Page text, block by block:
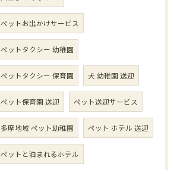
ペットお出かけサービス
ペットタクシー 幼稚園
ペットタクシー 保育園 犬 幼稚園 送迎
ペット保育園 送迎 ペット送迎サービス
多摩地域 ペット幼稚園 ペット ホテル 送迎
ペットと泊まれるホテル